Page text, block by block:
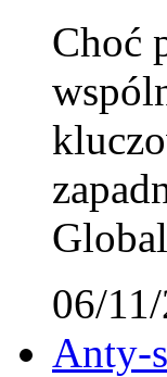
Choć
06/
Anty-